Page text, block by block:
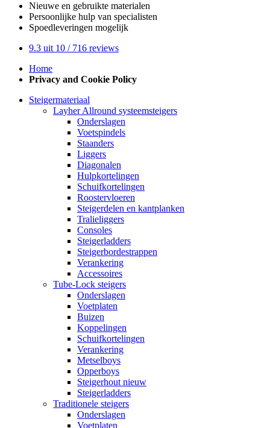
Nieuwe en gebruikte materialen
Persoonlijke hulp van specialisten
Spoedleveringen mogelijk
9.3 uit 10 / 716 reviews
Home
Privacy and Cookie Policy
Steigermateriaal
Layher Allround systeemsteigers
Onderslagen
Voetspindels
Staanders
Liggers
Diagonalen
Hulpkortelingen
Schuifkortelingen
Roostervloeren
Steigerdelen en kantplanken
Tralieliggers
Consoles
Steigerladders
Steigerbordestrappen
Verankering
Accessoires
Tube-Lock steigers
Onderslagen
Voetplaten
Buizen
Koppelingen
Schuifkortelingen
Verankering
Metselboys
Opperboys
Steigerhout nieuw
Steigerladders
Traditionele steigers
Onderslagen
Voetplaten